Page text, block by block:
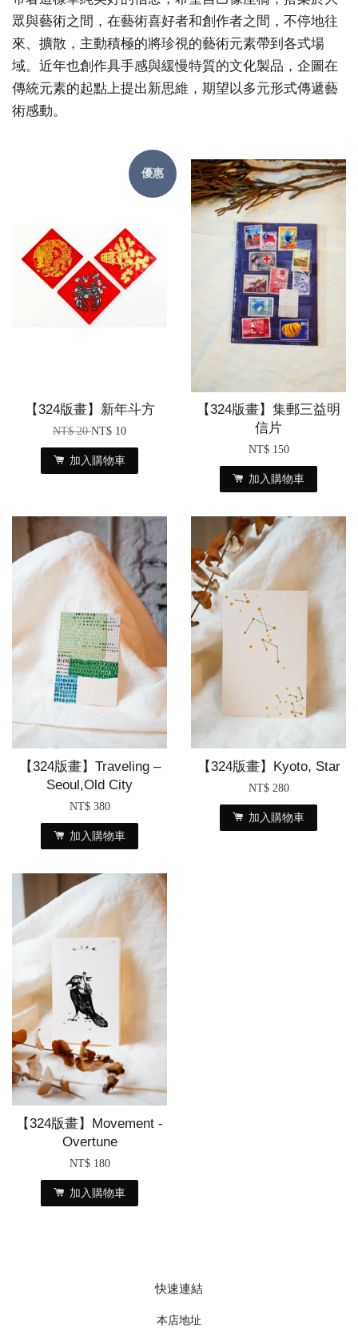
眾與藝術之間，在藝術喜好者和創作者之間，不停地往
來、擴散，主動積極的將珍視的藝術元素帶到各式場
域。近年也創作具手感與緩慢特質的文化製品，企圖在
傳統元素的起點上提出新思維，期望以多元形式傳遞藝
術感動。
優惠
【324版畫】新年斗方
NT$ 20NT$ 10
加入購物車
【324版畫】集郵三益明
信片
NT$ 150
加入購物車
【324版畫】Traveling –
Seoul,Old City
NT$ 380
加入購物車
【324版畫】Kyoto, Star
NT$ 280
加入購物車
【324版畫】Movement -
Overtune
NT$ 180
加入購物車
快速連結
本店地址